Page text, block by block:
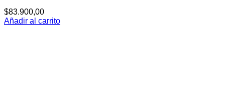
$83.900,00
Añadir al carrito